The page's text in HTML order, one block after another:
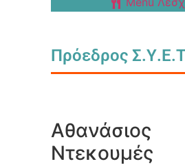
Πρόεδρος
Αθανάσιος
Ντεκουμές